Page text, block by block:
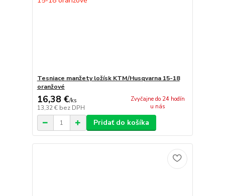
Tesniace manžety ložísk KTM/Husqvarna 15-18
oranžové
16,38 €/ks
13,32 € bez DPH
Zvyčajne do 24 hodín
u nás
Pridať do košíka